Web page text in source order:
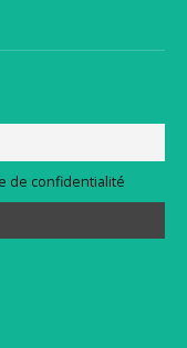
de confidentialité